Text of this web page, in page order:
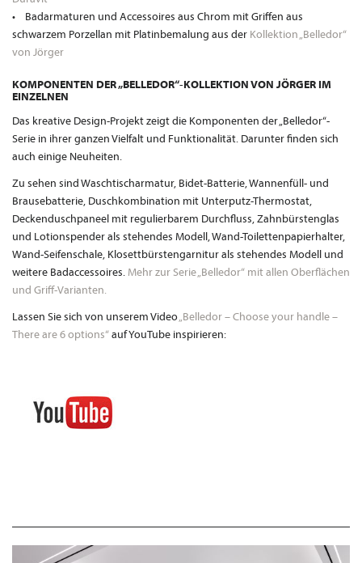
• Badarmaturen und Accessoires aus Chrom mit Griffen aus
schwarzem Porzellan mit Platinbemalung aus der Kollektion „Belledor“
von Jörger
KOMPONENTEN DER „BELLEDOR“-KOLLEKTION VON JÖRGER IM
EINZELNEN
Das kreative Design-Projekt zeigt die Komponenten der „Belledor“-
Serie in ihrer ganzen Vielfalt und Funktionalität. Darunter finden sich
auch einige Neuheiten.
Zu sehen sind Waschtischarmatur, Bidet-Batterie, Wannenfüll- und
Brausebatterie, Duschkombination mit Unterputz-Thermostat,
Deckenduschpaneel mit regulierbarem Durchfluss, Zahnbürstenglas
und Lotionspender als stehendes Modell, Wand-Toilettenpapierhalter,
Wand-Seifenschale, Klosettbürstengarnitur als stehendes Modell und
weitere Badaccessoires. Mehr zur Serie „Belledor“ mit allen Oberflächen
und Griff-Varianten.
Lassen Sie sich von unserem Video„Belledor – Choose your handle –
There are 6 options“auf YouTube inspirieren: